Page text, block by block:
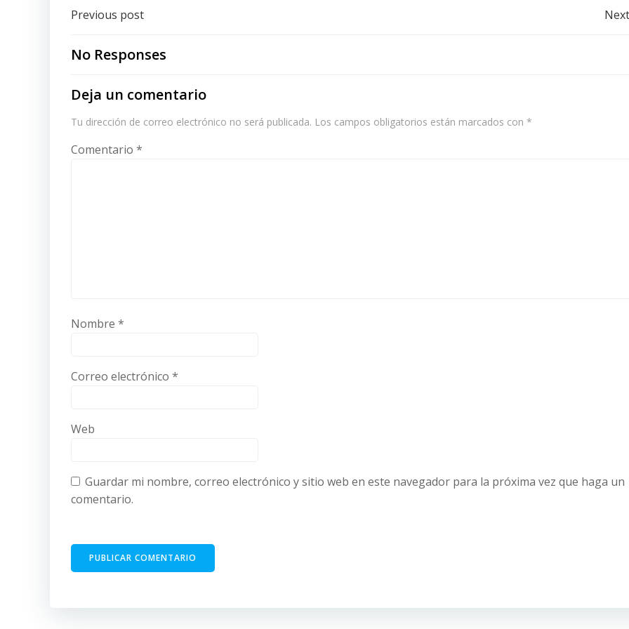
Post
navigation
Previous post
No Responses
Deja un comentario
Tu dirección de correo electrónico no será publicada. Los campos obligatorios están marcados con *
Comentario *
Nombre *
Correo electrónico *
Web
Guardar mi nombre, correo electrónico y sitio web en este navegador para la próxima vez que haga un
comentario.